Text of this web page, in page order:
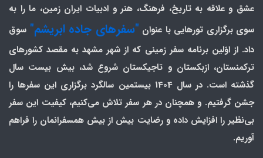
عشق و علاقه به تاریخ، فرهنگ، هنر و ادبیات ایران زمین، ما را به
سوی برگزاری تورهایی با عنوان "سفرهای جاده ابریشم" سوق
داد. از اوّلین برنامه سفر زمینی که از شهر مشهد به مقصد کشورهای
ترکمنستان، ازبکستان و تاجیکستان شروع شد، بیش بیست سال
گذشته است. در سال 1404 بیستمین سالگرد برگزاری این سفرها را
جشن گرفتیم. و همچنان در هر سفر تلاش می‌کنیم، کیفیت این سفر
بی‌نظیر را افزایش داده و رضایت بیش از بیش همسفرانمان را فراهم
آوریم.